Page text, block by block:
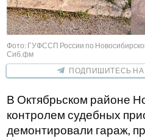
Фото: ГУФССП России по
Сиб.фм
ПОДПИШИТЕСЬ НА
В Октябрьском районе
контролем судебных
демонтировали гараж,